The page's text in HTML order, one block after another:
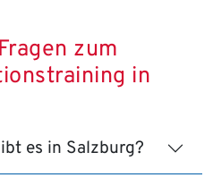
zum
in
es in Salzburg?